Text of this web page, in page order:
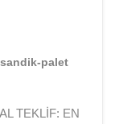
palet
TEKLİF: EN